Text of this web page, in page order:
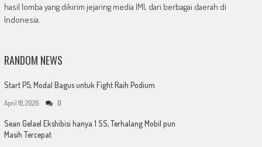
hasil lomba yang dikirim jejaring media IMI, dari berbagai daerah di
Indonesia.
RANDOM NEWS
Start P5, Modal Bagus untuk Fight Raih Podium
April 18, 2026 0
Sean Gelael Ekshibisi hanya 1 SS, Terhalang Mobil pun
Masih Tercepat